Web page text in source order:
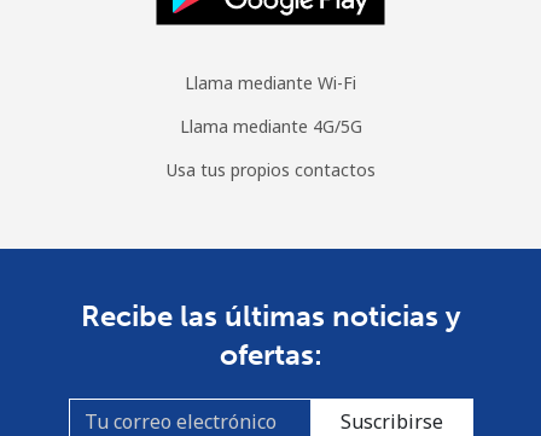
Llama mediante Wi-Fi
Llama mediante 4G/5G
Usa tus propios contactos
Recibe las últimas noticias y
ofertas:
Suscribirse